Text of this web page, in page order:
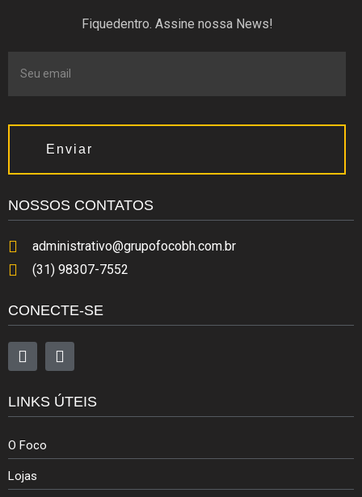
Fiquedentro. Assine nossa News!
Enviar
NOSSOS CONTATOS
administrativo@grupofocobh.com.br
(31) 98307-7552
CONECTE-SE
LINKS ÚTEIS
O Foco
Lojas